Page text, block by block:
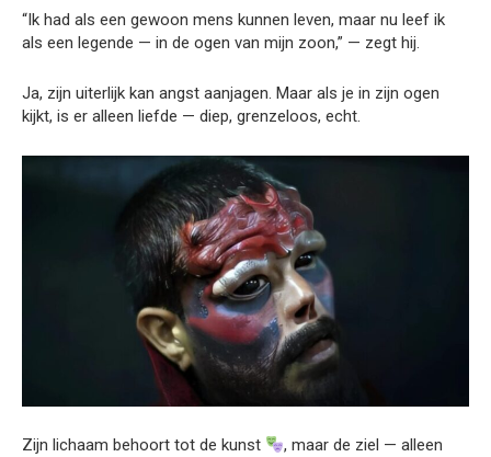
“Ik had als een gewoon mens kunnen leven, maar nu leef ik
als een legende — in de ogen van mijn zoon,” — zegt hij.
Ja, zijn uiterlijk kan angst aanjagen. Maar als je in zijn ogen
kijkt, is er alleen liefde — diep, grenzeloos, echt.
Zijn lichaam behoort tot de kunst
, maar de ziel — alleen